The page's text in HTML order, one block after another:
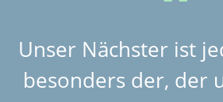
Unser Nächster ist
besonders der, der